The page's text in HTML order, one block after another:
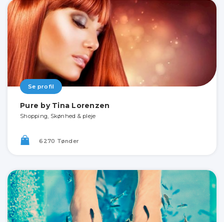
Se profil
Pure by Tina Lorenzen
Shopping, Skønhed & pleje
6270 Tønder